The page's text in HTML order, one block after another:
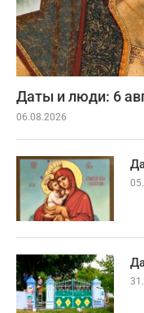
Даты и люди: 6
06.08.2026